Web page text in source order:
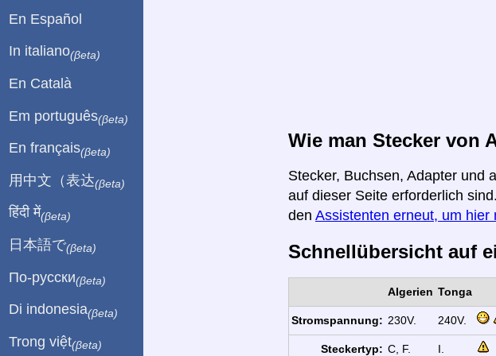
Wie man Stecker von
Stecker, Buchsen, Adapter und
auf dieser Seite erforderlich
den Assistenten erneut, um hier
Schnellübersicht auf
Algerien Tonga
Stromspannung: 230V. 240V.
Steckertyp: C, F. I.
En Español
In italiano(βeta)
En Català
Em português(βeta)
En français(βeta)
用中文（表达(βeta)
हिंदी में(βeta)
日本語で(βeta)
По-русски(βeta)
Di indonesia(βeta)
Trong việt(βeta)